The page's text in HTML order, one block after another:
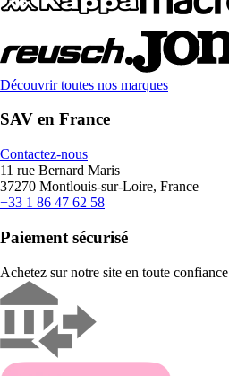
Découvrir toutes nos marques
SAV en France
Contactez-nous
11 rue Bernard Maris
37270 Montlouis-sur-Loire, France
+33 1 86 47 62 58
Paiement sécurisé
Achetez sur notre site en toute confiance